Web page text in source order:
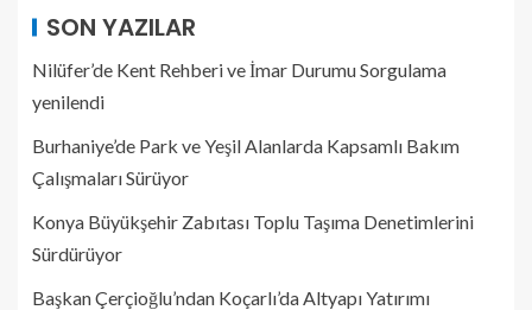
SON YAZILAR
Nilüfer’de Kent Rehberi ve İmar Durumu Sorgulama
yenilendi
Burhaniye’de Park ve Yeşil Alanlarda Kapsamlı Bakım
Çalışmaları Sürüyor
Konya Büyükşehir Zabıtası Toplu Taşıma Denetimlerini
Sürdürüyor
Başkan Çerçioğlu’ndan Koçarlı’da Altyapı Yatırımı